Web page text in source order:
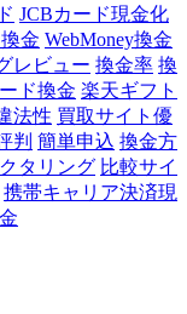
JCBカード現金化
金 WebMoney換金
レビュー 換金率 換
ド換金 楽天ギフト
法性 買取サイト優
判 簡単申込 換金方
タリング 比較サイ
携帯キャリア決済現